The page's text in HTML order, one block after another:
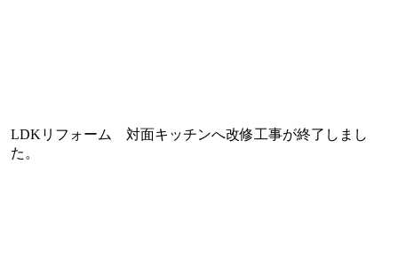
LDKリフォーム 対面キッチンへ改修工事が終了しまし
た。